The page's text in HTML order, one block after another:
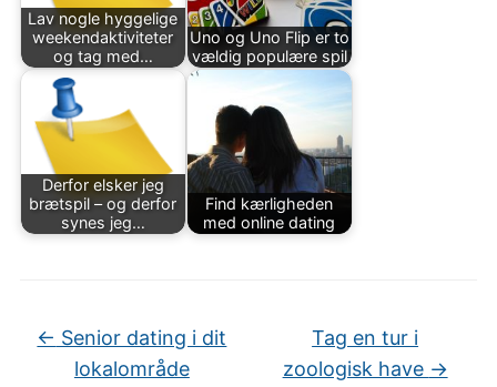
Lav nogle hyggelige
weekendaktiviteter
og tag med…
Uno og Uno Flip er to
vældig populære spil
Derfor elsker jeg
brætspil – og derfor
synes jeg…
Find kærligheden
med online dating
← Senior dating i dit
lokalområde
Tag en tur i
zoologisk have →